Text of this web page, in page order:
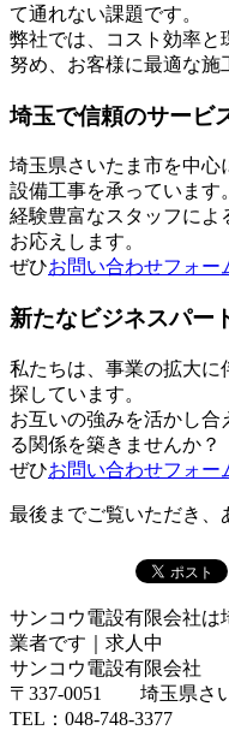
て通れない課題です。
弊社では、コスト効率と
努め、お客様に最適な施
埼玉で信頼のサービ
埼玉県さいたま市を中心
設備工事を承っています。
経験豊富なスタッフによ
お応えします。
ぜひお問い合わせフォー
新たなビジネスパー
私たちは、事業の拡大に
探しています。
お互いの強みを活かし合
る関係を築きませんか？
ぜひお問い合わせフォー
最後までご覧いただき、
サンコウ電設有限会社は
業者です｜求人中
サンコウ電設有限会社
〒337-0051 埼玉県さ
TEL：048-748-3377